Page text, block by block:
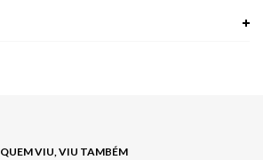
QUEM VIU, VIU TAMBÉM